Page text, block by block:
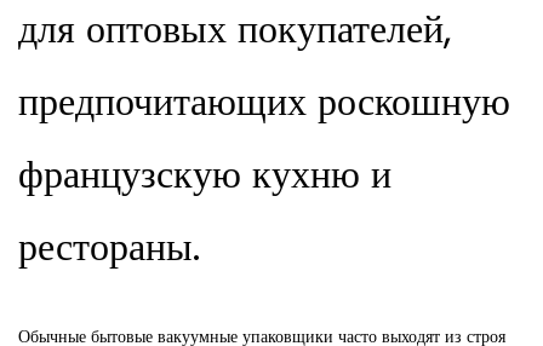
для оптовых покупателей,
предпочитающих роскошную
французскую кухню и
рестораны.
Обычные бытовые вакуумные упаковщики часто выходят из строя